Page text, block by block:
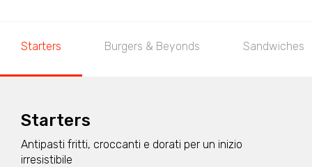
Starters Burgers & Beyonds Sandwiches
Starters
Antipasti fritti, croccanti e dorati per un inizio
irresistibile